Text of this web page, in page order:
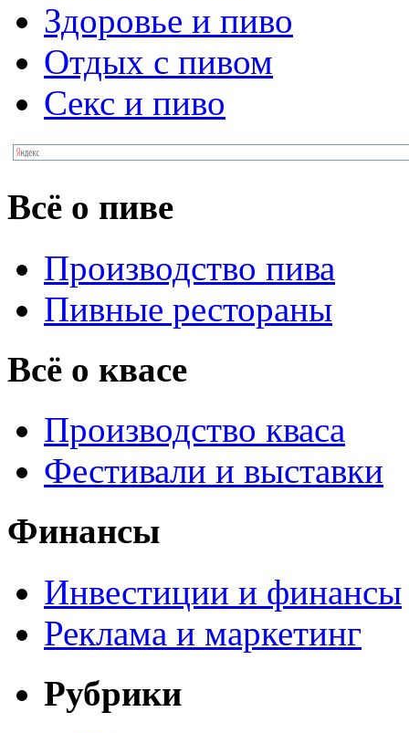
Здоровье и пиво
Отдых с пивом
Секс и пиво
Всё о пиве
Производство пива
Пивные рестораны
Всё о квасе
Производство кваса
Фестивали и выставки
Финансы
Инвестиции и финансы
Реклама и маркетинг
Рубрики